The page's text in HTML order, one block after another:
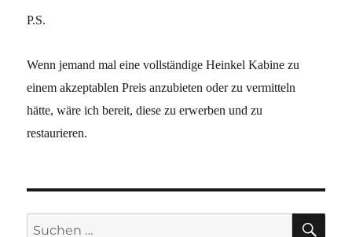
P.S.
Wenn jemand mal eine vollständige Heinkel Kabine zu
einem akzeptablen Preis anzubieten oder zu vermitteln
hätte, wäre ich bereit, diese zu erwerben und zu
restaurieren.
Suchen